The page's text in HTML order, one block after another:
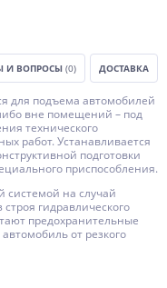
И ВОПРОСЫ (0) ДОСТАВКА
для подъема автомобилей
вне помещений – под
технического
работ. Устанавливается
подготовки
приспособления.
на случай
гидравлического
предохранительные
от резкого